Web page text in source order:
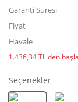
Garanti Süresi
Fiyat
Havale
1.436,34 TL den
Seçenekler